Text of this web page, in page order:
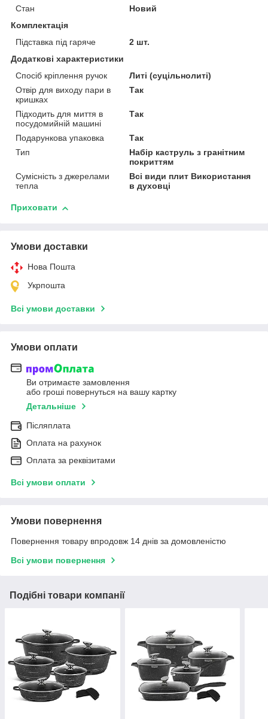
Стан
Новий
Комплектація
Підставка під гаряче
2 шт.
Додаткові характеристики
Спосіб кріплення ручок
Литі (суцільнолиті)
Отвір для виходу пари в
кришках
Так
Підходить для миття в
посудомийній машині
Так
Подарункова упаковка
Так
Тип
Набір каструль з гранітним
покриттям
Сумісність з джерелами
тепла
Всі види плит Використання
в духовці
Приховати
Умови доставки
Нова Пошта
Укрпошта
Всі умови доставки
Умови оплати
Ви отримаєте замовлення
або гроші повернуться на вашу картку
Детальніше
Післяплата
Оплата на рахунок
Оплата за реквізитами
Всі умови оплати
Умови повернення
Повернення товару впродовж 14 днів за домовленістю
Всі умови повернення
Подібні товари компанії